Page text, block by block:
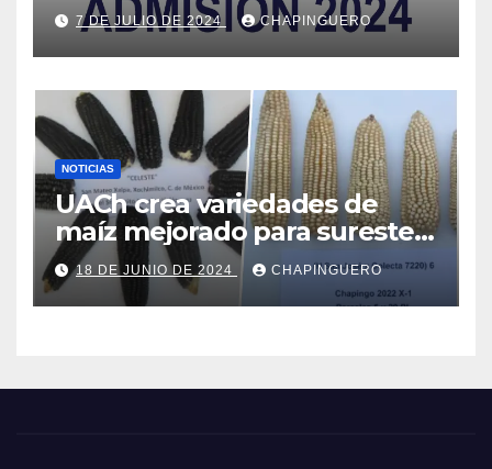
7 DE JULIO DE 2024 CHAPINGUERO
NOTICIAS
UACh crea variedades de
maíz mejorado para sureste
de Edo.Mex y Valles Altos
Centrales
18 DE JUNIO DE 2024 CHAPINGUERO